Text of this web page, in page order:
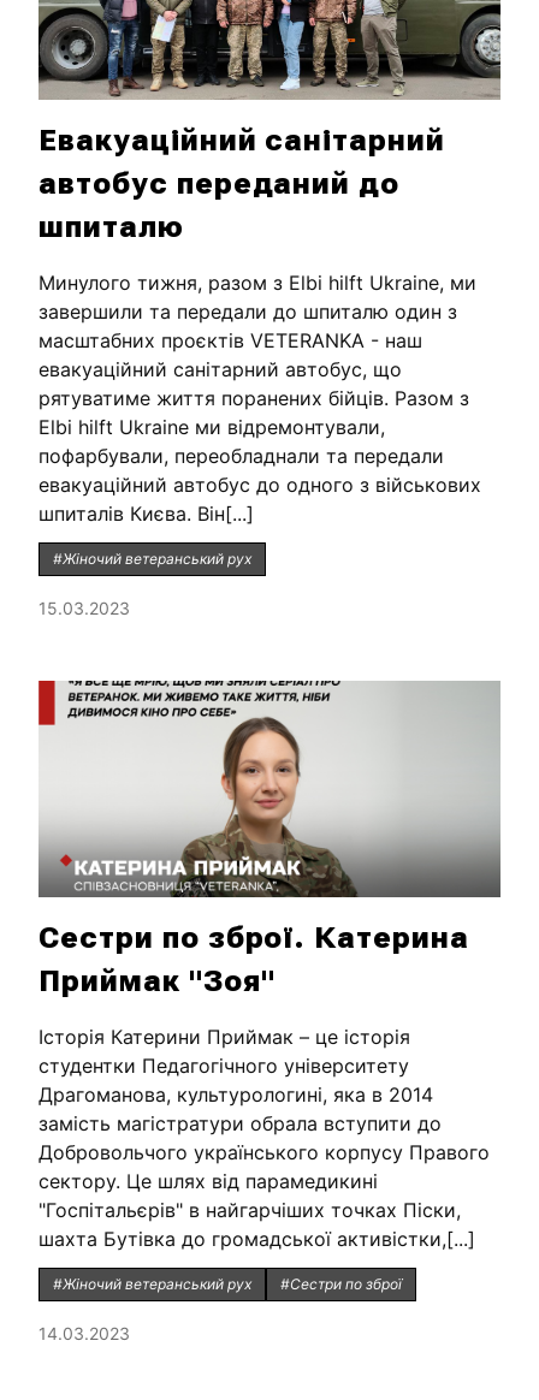
Евакуаційний санітарний
автобус переданий до
шпиталю
Минулого тижня, разом з Elbi hilft Ukraine, ми
завершили та передали до шпиталю один з
масштабних проєктів VETERANKA - наш
евакуаційний санітарний автобус, що
рятуватиме життя поранених бійців. Разом з
Elbi hilft Ukraine ми відремонтували,
пофарбували, переобладнали та передали
евакуаційний автобус до одного з військових
шпиталів Києва. Він[...]
#Жіночий ветеранський рух
15.03.2023
Сестри по зброї. Катерина
Приймак "Зоя"
Історія Катерини Приймак – це історія
студентки Педагогічного університету
Драгоманова, культурологині, яка в 2014
замість магістратури обрала вступити до
Добровольчого українського корпусу Правого
сектору. Це шлях від парамедикині
"Госпітальєрів" в найгарчіших точках Піски,
шахта Бутівка до громадської активістки,[...]
#Жіночий ветеранський рух #Сестри по зброї
14.03.2023